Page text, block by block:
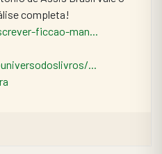
ficcao-man...
...